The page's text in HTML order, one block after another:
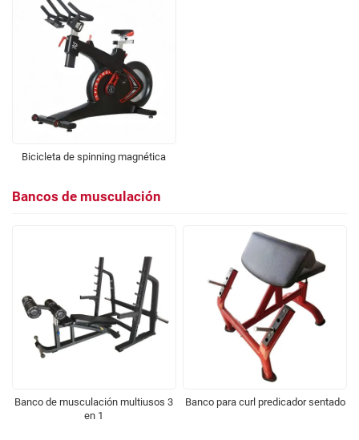
Bicicleta de spinning magnética
Bancos de musculación
Banco de musculación multiusos 3
en 1
Banco para curl predicador sentado